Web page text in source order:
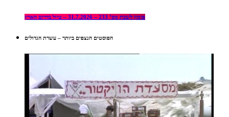
פזמון לשבת מס’ 233 – 31.7.2026 – טיול בדרום הארץ
הפוסטים הנצפים ביותר – עשרת הגדולים